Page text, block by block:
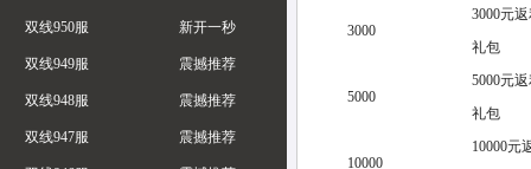
双线950服 新开一秒
双线949服 震撼推荐
双线948服 震撼推荐
双线947服 震撼推荐
3000
3000元
礼包
5000
5000元
礼包
10000
10000元